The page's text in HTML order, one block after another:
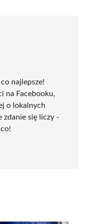
najlepsze!
na Facebooku,
o lokalnych
zdanie się liczy -